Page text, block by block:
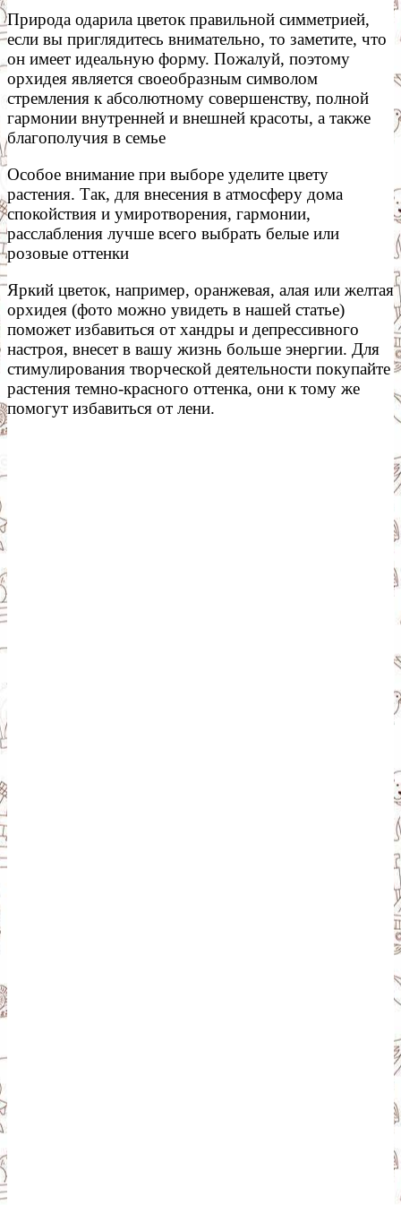
Природа одарила цветок правильной симметрией,
если вы приглядитесь внимательно, то заметите, что
он имеет идеальную форму. Пожалуй, поэтому
орхидея является своеобразным символом
стремления к абсолютному совершенству, полной
гармонии внутренней и внешней красоты, а также
благополучия в семье
Особое внимание при выборе уделите цвету
растения. Так, для внесения в атмосферу дома
спокойствия и умиротворения, гармонии,
расслабления лучше всего выбрать белые или
розовые оттенки
Яркий цветок, например, оранжевая, алая или желтая
орхидея (фото можно увидеть в нашей статье)
поможет избавиться от хандры и депрессивного
настроя, внесет в вашу жизнь больше энергии. Для
стимулирования творческой деятельности покупайте
растения темно-красного оттенка, они к тому же
помогут избавиться от лени.